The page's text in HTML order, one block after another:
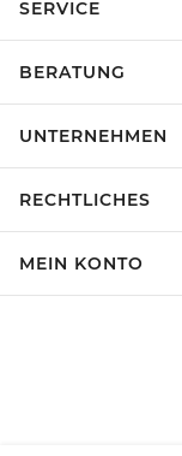
SERVICE
BERATUNG
UNTERNEHMEN
RECHTLICHES
MEIN KONTO